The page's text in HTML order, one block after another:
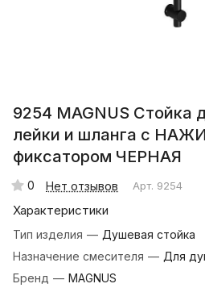
9254 MAGNUS Стойка
лейки и шланга с
фиксатором ЧЕРНАЯ
0 Нет отзывов Арт. 9254
Характеристики
Тип изделия — Душевая стойка
Назначение смесителя — Для
Бренд — MAGNUS